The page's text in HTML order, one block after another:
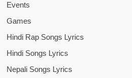
Events
Games
Hindi Rap Songs Lyrics
Hindi Songs Lyrics
Nepali Songs Lyrics